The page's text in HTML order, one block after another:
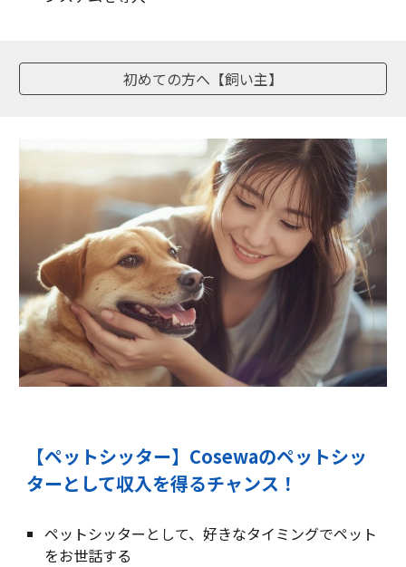
初めての方へ【飼い主】
【ペットシッター】Cosewaのペットシッ
ターとして収入を得るチャンス！
ペットシッターとして、好きなタイミングでペット
をお世話する